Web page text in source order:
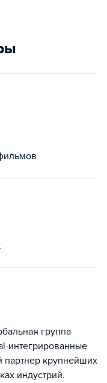
группа
интегрированные
партнер крупнейших
индустрий.